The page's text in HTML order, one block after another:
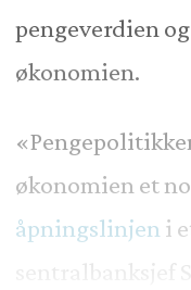
pengeverdien
økonomien.
økonomien et
åpningslinjen i